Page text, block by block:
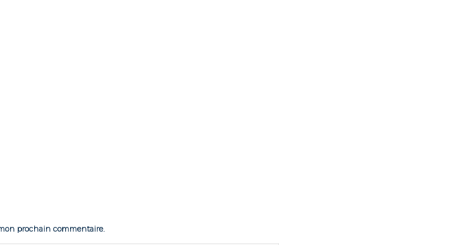
prochain commentaire.